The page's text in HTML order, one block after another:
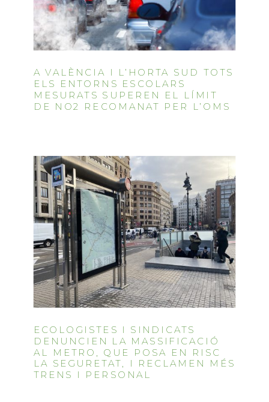
A VALÈNCIA I L’HORTA SUD TOTS
ELS ENTORNS ESCOLARS
MESURATS SUPEREN EL LÍMIT
DE NO2 RECOMANAT PER L’OMS
ECOLOGISTES I SINDICATS
DENUNCIEN LA MASSIFICACIÓ
AL METRO, QUE POSA EN RISC
LA SEGURETAT, I RECLAMEN MÉS
TRENS I PERSONAL